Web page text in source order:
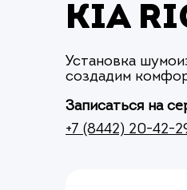
KIA
Установка
создадим
Записаться на
+7 (8442) 20-42-